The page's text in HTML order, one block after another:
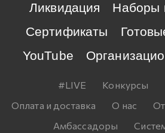
Ликвидация
Наборы
Сертификаты
YouTube
#LIVE Конкурсы
Оплата и доставка
О нас
Амбассадоры